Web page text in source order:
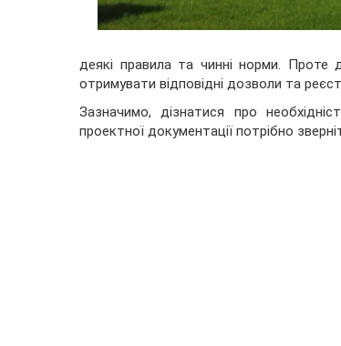
деякі правила та чинні норми. Проте
отримувати відповідні дозволи та
Зазначимо, дізнатися про
проектної документації потрібно